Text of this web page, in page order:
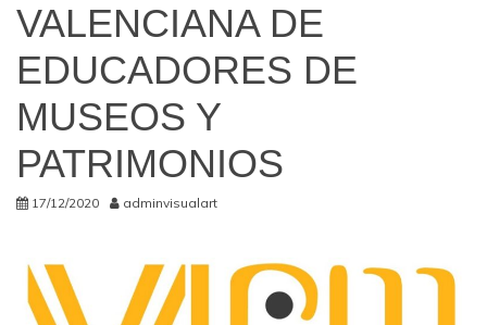
VALENCIANA DE
EDUCADORES DE
MUSEOS Y
PATRIMONIOS
17/12/2020 adminvisualart